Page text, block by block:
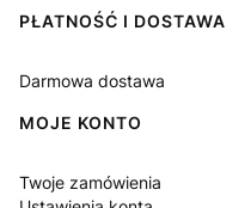
PŁATNOŚĆ I DOSTAWA
Darmowa dostawa
MOJE KONTO
Twoje zamówienia